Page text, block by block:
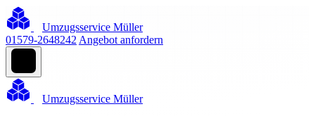
Umzugsservice Müller
01579-2648242 Angebot anfordern
Umzugsservice Müller